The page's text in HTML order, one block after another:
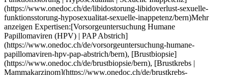
c.ch/de/libidostorung-libidoverlust-sexuelle-funktionsstorung-hyposexualitat-sexuelle-inappetenz/bern)Mehr anzeigen Expertisen:[Vorsorgeuntersuchung Humane Papillomaviren (HPV) | PAP Abstrich](https://www.onedoc.ch/de/vorsorgeuntersuchung-humane-papillomaviren-hpv-pap-abstrich/bern), [Brustbiopsie](https://www.onedoc.ch/de/brustbiopsie/bern), [Brustkrebs | Mammakarzinom](https://www.onedoc.ch/de/brustkrebs-mammakarzinom/bern), [Brustspezialist](https://www.onedoc.ch/de/brustspezialist/bern), [Mammographie](https://www.onedoc.ch/de/mammographie/bern), [Vorsorgeuntersuchung Brustkrebs](https://www.onedoc.ch/de/vorsorgeuntersuchung-brustkrebs/bern), [Mastektomie | Brustentfernung](https://www.onedoc.ch/de/mastektomie-brustentfernung/bern), [Wechseljahre | Menopause](https://www.onedoc.ch/de/wechseljahre-menopause/bern), [Spirale | Spiraleinlage | Intrauterinpessar (IUP)](https://www.onedoc.ch/de/spirale-spiraleinlage-intrauterinpessar-iup/bern), [Gynäkologischer Notfall | Notfall Frauenarzt](https://www.onedoc.ch/de/gynakologischer-notfall-notfall-frauenarzt/bern), [Harnwegsinfektion | Zystitis | Blasenentzündung](https://www.onedoc.ch/de/harnwegsinfektion-zystitis-blasenentzundung/bern), [Libidostörung | Libidoverlust | Sexuelle Funktionsstörung | Hyposexualität | Sexuelle Inappetenz](https://www.onedoc.ch/de/libidostorung-libidoverlust-sexuelle-funktionsstorung-hyposexualitat-sexuelle-inappetenz/bern)Mehr anzeigen [![Dr. Laszlo Orgovanyi, Gynäkologe (Frauenarzt und Geburtshelfer) in Bern](https://assets.onedoc.ch/images/users/ac8650b5ed773d18f821bd12562873e58dcec3134de662da3dbf646e811aff4c-small.png "Dr. Laszlo Orgovanyi, Gynäkologe (Frauenarzt und Geburtshelfer) in Bern")](https://www.onedoc.ch/de/gynakologe-frauenarzt-und-geburtshelfer/bern/pcue0/dr-laszlo-orgovanyi) ### [Dr. Laszlo Orgovanyi](https://www.onedoc.ch/de/gynakologe-frauenarzt-und-geburtshelfer/bern/pcue0/dr-laszlo-orgovanyi) [Gynäkologe (Frauenarzt und Geburtshelfer)](https://www.onedoc.ch/de/gynakologe-frauenarzt-und-geburtshelfer/bern) [Medbase Bern Bahnhof](https://www.onedoc.ch/de/medizinisches-zentrum/bern/e3kt/medbase-bern-bahnhof) Parkterrasse 10 3012 Bern ![Dr. Laszlo Orgovanyi ist bei Medbase angeschlossen](https://assets.onedoc.ch/images/networks/logos/f5eeafeb3e2695f80dba6bfea4fc4a0c36c3323a83934f509b4377455dac4244-small.png) ![Patient mit Pluszeichen, der anzeigt, dass neue Patienten angenommen werden](https://www.onedoc.ch/assets/images/icons/new-patients.svg)Akzeptiert neue Patienten [Termin buchen](https://www.onedoc.ch/de/gynakologe-frauenarzt-und-geburtshelfer/bern/pcue0/dr-laszlo-orgovanyi) Expertisen:[Vorsorgeuntersuchung Humane Papillomaviren (HPV) | PAP Abstrich](https://www.onedoc.ch/de/vorsorgeuntersuchung-humane-papillomaviren-hpv-pap-abstrich/bern), [Verhütung](https://www.onedoc.ch/de/verhutung/bern), [Verhütungspille | Antibabypille](https://www.onedoc.ch/de/verhutungspille-antibabypille/bern), [Humane Papillomaviren Impfung (HPV) | Gebärmutterhalskrebsimpfung](https://www.onedoc.ch/de/humane-papillomaviren-impfung-hpv-gebarmutterhalskrebsimpfung/bern), [Kinderwunsch | Fertilitätsbehandlung](https://www.onedoc.ch/de/kinderwunsch-fertilitatsbehandlung/bern), [Die Pille danach](https://www.onedoc.ch/de/die-pille-danach/bern), [Wechseljahre | Menopause](https://www.onedoc.ch/de/wechseljahre-menopause/bern), [Vorsorgeuntersuchung Brustkrebs](https://www.onedoc.ch/de/vorsorgeuntersuchung-brustkrebs/bern)Mehr anzeigen Expertisen:[Vorsorgeuntersuchung Humane Papillomaviren (HPV) | PAP Abstrich](https://www.onedoc.ch/de/vorsorgeuntersuchung-humane-papillomaviren-hpv-pap-abstrich/bern), [Verhütung](https://www.onedoc.ch/de/verhutung/bern), [Verhütungspille | Antibabypille](https://www.onedoc.ch/de/verhutungspille-antibabypille/bern), [Humane Papillomaviren Impfung (HPV) | Gebärmutterhalskrebsimpfung](https://www.onedoc.ch/de/humane-papillomaviren-impfung-hpv-gebarmutterhalskrebsimpfung/bern), [Kinderwunsch | Fertilitätsbehandlung](https://www.onedoc.ch/de/kinderwunsch-fertilitatsbehandlung/bern), [Die Pille danach](https://www.onedoc.ch/de/die-pille-danach/bern), [Wechseljahre | Menopause](https://www.onedoc.ch/de/wechseljahre-menopause/bern), [Vorsorgeuntersuchung Brustkrebs](https://www.onedoc.ch/de/vorsorgeuntersuchung-brustkrebs/bern)Mehr anzeigen [![Dipl. Ärztin Inna Meyer, Gynäkologin (Frauenärztin und Geburtshelferin) in Bern](https://assets.onedoc.ch/images/users/79cc0526b446cbe4ebd3c559504bdc3b4553e3d050076c2b9e67fd48efb18317-small.png "Dipl. Ärztin Inna Meyer, Gynäkologin (Frauenärztin und Geburtshelferin) in Bern")](https://www.onedoc.ch/de/gynakologin-frauenarztin-und-geburtshelferin/bern/pcsqo/dipl-arzt-inna-meyer) ### [Dipl. Ärztin Inna Meyer](https://www.onedoc.ch/de/gynakologin-frauenarztin-und-geburtshelferin/bern/pcsqo/dipl-arzt-inna-meyer) ![Abzeichen, das ein verifiziertes Profil kennzeichnet](https://www.onedoc.ch/assets/images/icons/checkmark.svg) [Gynäkologin (Frauenärztin und Geburtshelferin)](https://www.onedoc.ch/de/gynakologe-frauenarzt-und-geburtshelfer/bern) [Frauenpraxis Inna Meyer](https://www.onedoc.ch/de/medizinische-praxis/bern/ebat1/frauenpraxis-inna-meyer) Schänzlistrasse 33 3013 Bern ![Patient mit Pluszeichen, der anzeigt, dass neue Patienten angenommen werden](https://www.onedoc.ch/assets/images/icons/new-patients.svg)Akzeptiert neue Patienten [Termin buchen](https://www.onedoc.ch/de/gynakologin-frauenarztin-und-geburtshelferin/bern/pcsqo/dipl-arzt-inna-meyer) Expertisen:[Vorsorgeuntersuchung Humane Papillomaviren (HPV) | PAP Abstrich](https://www.onedoc.ch/de/vorsorgeuntersuchung-humane-papillomaviren-hpv-pap-abstrich/bern), [Vorsorgeuntersuchung Brustkrebs](https://www.onedoc.ch/de/vorsorgeuntersuchung-brustkrebs/bern), [Kinderwunsch | Fertilitätsbehandlung](https://www.onedoc.ch/de/kinderwunsch-fertilitatsbehandlung/bern), [Wechseljahre | Menopause](https://www.onedoc.ch/de/wechseljahre-menopause/bern), [Brustkrebs | Mammakarzinom](https://www.onedoc.ch/de/brustkrebs-mammakarzinom/bern), [Harnwegsinfektion | Zystitis | Blasenentzündung](https://www.onedoc.ch/de/harnwegsinfektion-zystitis-blasenentzundung/bern), [Spirale | Spiraleinlage | Intrauterinpessar (IUP)](https://www.onedoc.ch/de/spirale-spiraleinlage-intrauterinpessar-iup/bern), [Verhütungsimplantat | Verhütungsstäbchen](https://www.onedoc.ch/de/verhutungsimplantat-verhutungsstabchen/bern), [Verhütung](https://www.onedoc.ch/de/verhutung/bern)Mehr anzeigen Expertisen:[Vorsorgeuntersuchung Humane Papillomaviren (HPV) | PAP Abstrich](https://www.onedoc.ch/de/vorsorgeuntersuchung-humane-papillomaviren-hpv-pap-abstrich/bern), [Vorsorgeuntersuchung Brustkrebs](https://www.onedoc.ch/de/vorsorgeuntersuchung-brustkrebs/bern), [Kinderwunsch | Fertilitätsbehandlung](https://www.onedoc.ch/de/kinderwunsch-fertilitatsbehandlung/bern), [Wechseljahre | Menopause](https://www.onedoc.ch/de/wechseljahre-menopause/bern), [Brustkrebs | Mammakarzinom](https://www.onedoc.ch/de/brustkrebs-mammakarzinom/bern), [Harnwegsinfektion | Zystitis | Blasenentzündung](https://www.onedoc.ch/de/harnwegsinfektion-zystitis-blasenentzundung/bern), [Spirale | Spiraleinlage | Intrauterinpessar (IUP)](https://www.onedoc.ch/de/spirale-spiraleinlage-intrauterinpessar-iup/bern), [Verhütungsimplantat | Verhütungsstäbchen](https://www.onedoc.ch/de/verhutungsimplantat-verhutungsstabchen/bern), [Verhütung](https://www.onedoc.ch/de/verhutung/bern)Mehr anzeigen [![Dr. Markus Bleichenbacher - Bern, Gynäkologe (Frauenarzt und Geburtshelfer) in Bern](https://assets.onedoc.ch/images/users/92647eb9bff3121643e387e9ce2d98c8770e76668a8eb70d69def128ce068dd3-small.png "Dr. Markus Bleichenbacher - Bern, Gynäkologe (Frauenarzt und Geburtshelfer) in Bern")](https://www.onedoc.ch/de/gynakologe-frauenarzt-und-geburtshelfer/bern/p464/dr-markus-bleichenbacher-bern) ### [Dr. Markus Bleichenbacher - Bern](https://www.onedoc.ch/de/gynakologe-frauenarzt-und-geburtshelfer/bern/p464/dr-markus-bleichenbacher-bern) ![Abzeichen, das ein verifiziertes Profil kennzeichnet](https://www.onedoc.ch/assets/images/icons/checkmark.svg) [Gynäkologe (Frauenarzt und Geburtshelfer)](https://www.onedoc.ch/de/gynakologe-frauenarzt-und-geburtshelfer/bern) [Praxis für Gynäkologie und Kinderwunsch Bern - Dr. med. Bleichenbacher Markus](https://www.onedoc.ch/de/medizinische-praxis/bern/eskd/praxis-fur-gynakologie-und-kinderwunsch-bern-dr-med-bleichenbacher-markus) Spitalgasse 36 3011 Bern ![Dr. Markus Bleichenbacher - Bern ist bei Hirslanden angeschlossen](https://assets.onedoc.ch/images/networks/logos/7a9c24ef8e66c111282a51999a6cedf6d489b2b7daf5ce11d914499004b82a1b-small.png) ![Patient mit Pluszeichen, der anzeigt, dass neue Patienten angenommen werden](https://www.onedoc.ch/assets/images/icons/new-patients.svg)Akzeptiert neue Patienten [Termin buchen](https://www.onedoc.ch/de/gynakologe-frauenarzt-und-geburtshelfer/bern/p464/dr-markus-bleichenbacher-bern) Expertisen:[Vorsorgeuntersuchung Humane Papillomaviren (HPV) | PAP Abstrich](https://www.onedoc.ch/de/vorsorgeuntersuchung-humane-papillomaviren-hpv-pap-abstrich/bern), [Schwangerschaftsvorsorge | Schwangerschaftsuntersuchung](https://www.onedoc.ch/de/schwangerschaftsvorsorge-schwangerschaftsuntersuchung/bern), [Kinderwunsch | Fertilitätsbehandlung](https://www.onedoc.ch/de/kinderwunsch-fertilitatsbehandlung/bern)Mehr anzeigen Expertisen:[Vorsorgeuntersuchung Humane Papillomaviren (HPV) | PAP Abstrich](https://www.onedoc.ch/de/vorsorgeuntersuchung-humane-papillomaviren-hpv-pap-abstrich/bern), [Schwangerschaftsvorsorge | Schwangerschaftsuntersuchung](https://www.onedoc.ch/de/schwangerschaftsvorsorge-schwangerschaftsuntersuchung/bern), [Kinderwunsch | Fertilitätsbehandlung](https://www.onedoc.ch/de/kinderwunsch-fertilitatsbehandlung/bern)Mehr anzeigen [![Dr. Aurelie Yepke, Gynäkologin (Frauenärztin und Geburtshelferin) in Bern](https://assets.onedoc.ch/images/users/64e54fe8328ef479f1d769ecd5394c71eaa5f538faf79632baec2781453e8158-sma